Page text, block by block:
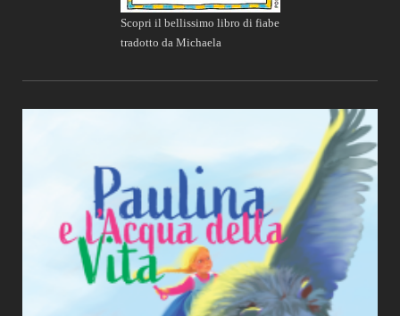
Scopri il bellissimo libro di fiabe
tradotto da Michaela